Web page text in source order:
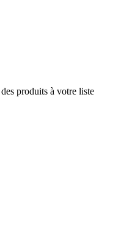
produits à votre liste